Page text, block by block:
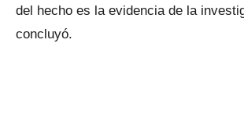
del hecho es la evidencia de la
concluyó.